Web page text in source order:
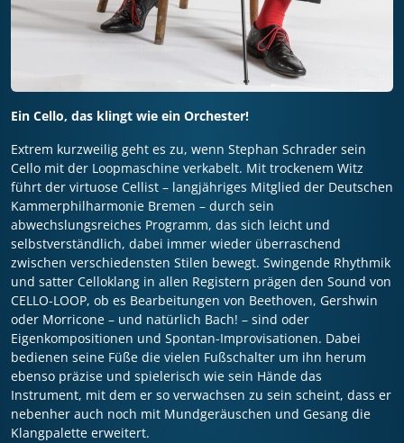
Ein Cello, das klingt wie ein Orchester!
Extrem kurzweilig geht es zu, wenn Stephan Schrader sein
Cello mit der Loopmaschine verkabelt. Mit trockenem Witz
führt der virtuose Cellist – langjähriges Mitglied der Deutschen
Kammerphilharmonie Bremen – durch sein
abwechslungsreiches Programm, das sich leicht und
selbstverständlich, dabei immer wieder überraschend
zwischen verschiedensten Stilen bewegt. Swingende Rhythmik
und satter Celloklang in allen Registern prägen den Sound von
CELLO-LOOP, ob es Bearbeitungen von Beethoven, Gershwin
oder Morricone – und natürlich Bach! – sind oder
Eigenkompositionen und Spontan-Improvisationen. Dabei
bedienen seine Füße die vielen Fußschalter um ihn herum
ebenso präzise und spielerisch wie sein Hände das
Instrument, mit dem er so verwachsen zu sein scheint, dass er
nebenher auch noch mit Mundgeräuschen und Gesang die
Klangpalette erweitert.